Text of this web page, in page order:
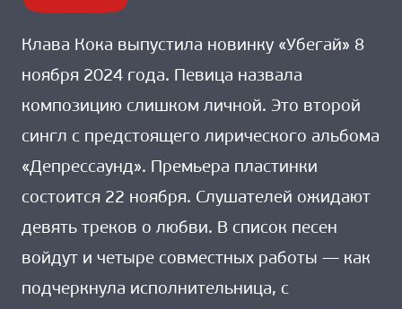
Клава Кока выпустила новинку «Убегай» 8
ноября 2024 года. Певица назвала
композицию слишком личной. Это второй
сингл с предстоящего лирического альбома
«Депрессаунд». Премьера пластинки
состоится 22 ноября. Слушателей ожидают
девять треков о любви. В список песен
войдут и четыре совместных работы — как
подчеркнула исполнительница, с